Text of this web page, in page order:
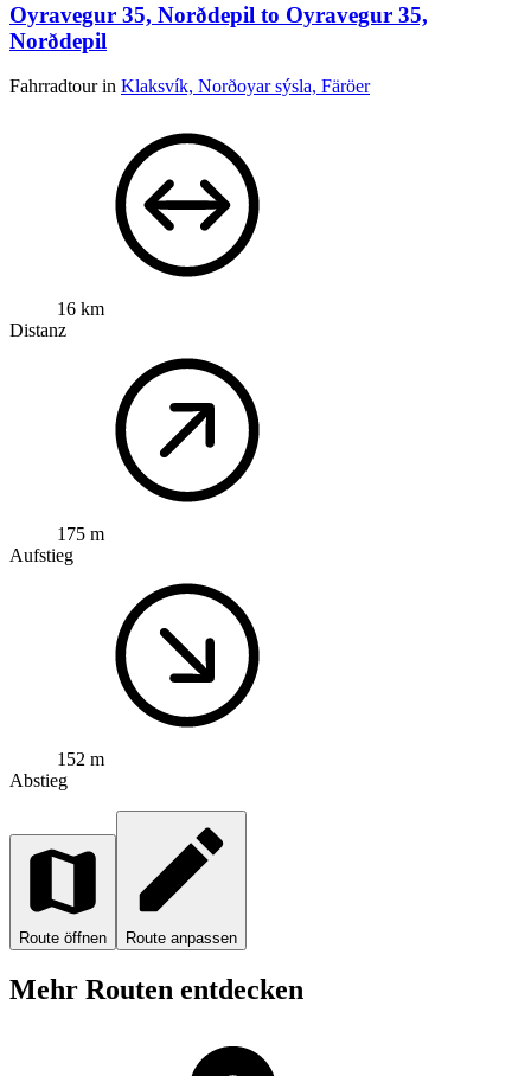
Oyravegur 35, Norðdepil to Oyravegur 35,
Norðdepil
Fahrradtour in Klaksvík, Norðoyar sýsla, Färöer
16 km
Distanz
175 m
Aufstieg
152 m
Abstieg
Route öffnen Route anpassen
Mehr Routen entdecken